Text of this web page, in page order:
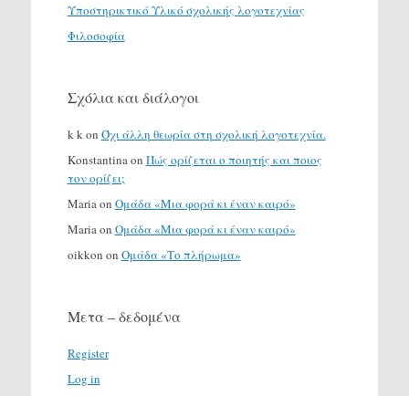
Υποστηρικτικό Υλικό σχολικής λογοτεχνίας
Φιλοσοφία
Σχόλια και διάλογοι
k kon Όχι άλλη θεωρία στη σχολική λογοτεχνία.
Konstantinaon Πώς ορίζεται ο ποιητής και ποιος
τον ορίζει;
Mariaon Ομάδα «Μια φορά κι έναν καιρό»
Mariaon Ομάδα «Μια φορά κι έναν καιρό»
oikkon on Ομάδα «Το πλήρωμα»
Μετα – δεδομένα
Register
Log in